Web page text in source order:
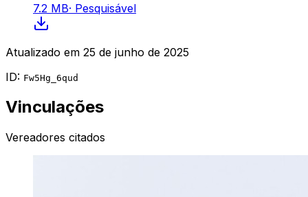
7.2 MB· Pesquisável
Atualizado em 25 de junho de 2025
ID: Fw5Hg_6qud
Vinculações
Vereadores citados